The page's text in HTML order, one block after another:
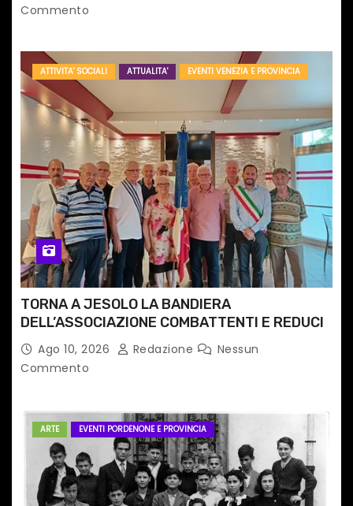
Commento
ATTIVITA' SOCIALI ATTUALITA' EVENTI VENEZIA E PROVINCIA
TORNA A JESOLO LA BANDIERA
DELL’ASSOCIAZIONE COMBATTENTI E REDUCI
Ago 10, 2026 Redazione
Nessun
Commento
ARTE EVENTI PORDENONE E PROVINCIA